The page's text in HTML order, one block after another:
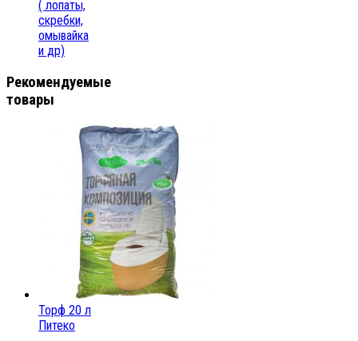
( лопаты,
скребки,
омывайка
и др)
Рекомендуемые
товары
Торф 20 л
Питеко